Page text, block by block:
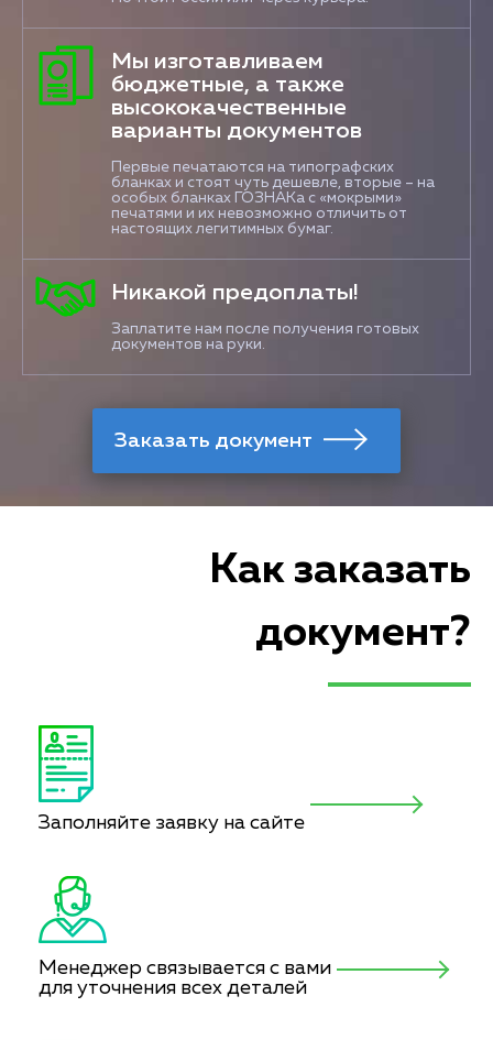
Мы изготавливаем
бюджетные, а также
высококачественные
варианты документов
Первые печатаются на типографских
бланках и стоят чуть дешевле, вторые – на
особых бланках ГОЗНАКа с «мокрыми»
печатями и их невозможно отличить от
настоящих легитимных бумаг.
Никакой предоплаты!
Заплатите нам после получения готовых
документов на руки.
Как заказать
документ?
Заполняйте заявку на сайте
Менеджер связывается с вами
для уточнения всех деталей